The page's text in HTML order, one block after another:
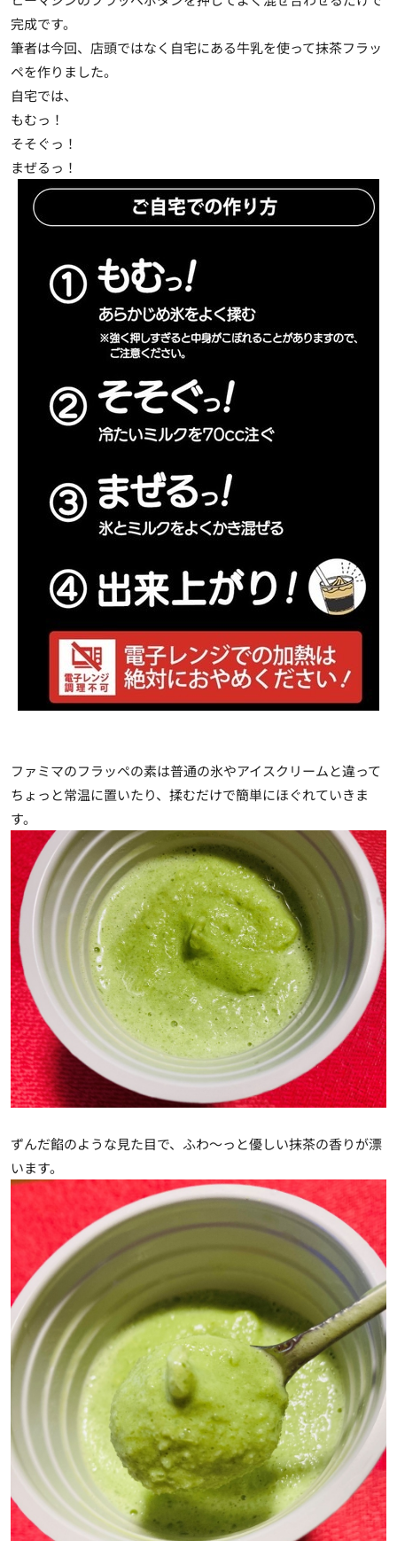
完成です。
筆者は今回、店頭ではなく自宅にある牛乳を使って抹茶フラッ
ペを作りました。
自宅では、
もむっ！
そそぐっ！
まぜるっ！
ファミマのフラッペの素は普通の氷やアイスクリームと違って
ちょっと常温に置いたり、揉むだけで簡単にほぐれていきま
す。
ずんだ餡のような見た目で、ふわ～っと優しい抹茶の香りが漂
います。